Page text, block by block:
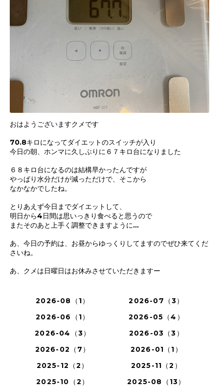
おはようございますクメです
70.8キロになってダイエットのスイッチが入り
今日の朝、ホンマに久しぶりに６７キロ台になりました
６８キロ台になるのは結構早かったんですが
やっぱり水分だけが減っただけで、そこから
なかなかでしたね。
とりあえず今日までダイエットして、
明日から4日間は思いっきり食べると思うので
またそのあと上手く調整できますように…
あ、今日の予約は、お昼からゆっくりしてますのでぜひ来てくだ
さいね。
あ、クメは日曜日はお休みさせていただきますー
2026-08（1）
2026-07（3）
2026-06（1）
2026-05（4）
2026-04（3）
2026-03（3）
2026-02（7）
2026-01（1）
2025-12（2）
2025-11（2）
2025-10（2）
2025-08（13）